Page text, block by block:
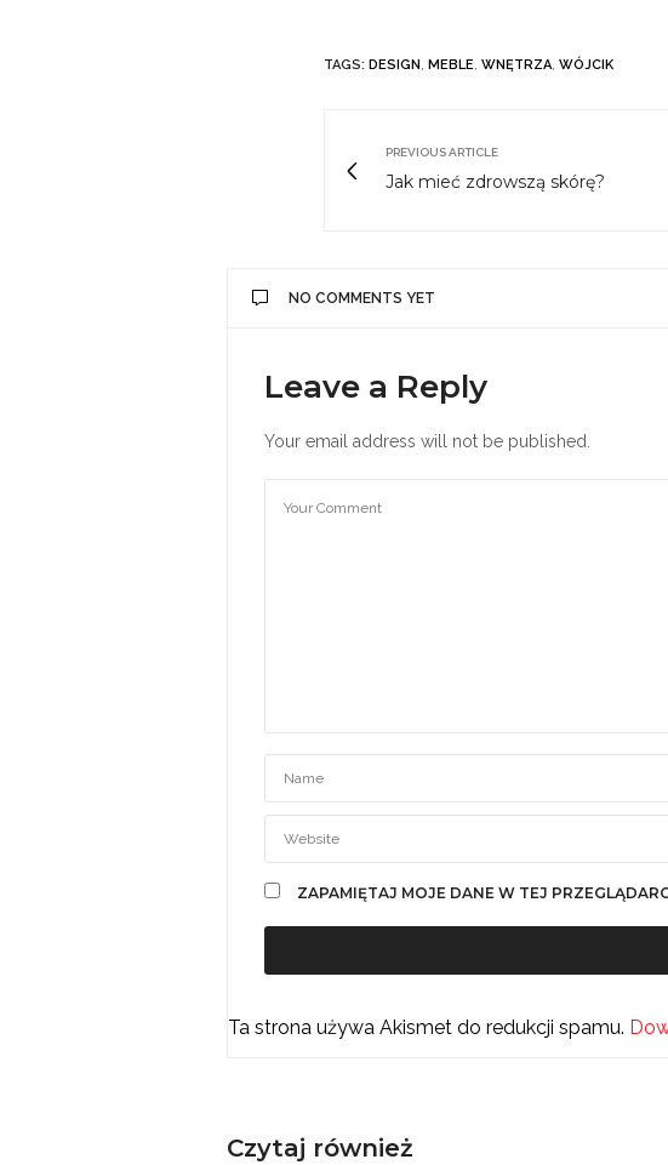
TAGS: DESIGN , MEBLE, WNĘTRZA, WÓJCIK
PREVIOUS ARTICLE
Jak mieć zdrowszą skórę?
NO COMMENTS YET
Leave a Reply
Your email address will not be published.
ZAPAMIĘTAJ MOJE DANE W TEJ
Ta strona używa Akismet do redukcji spamu.
Czytaj również